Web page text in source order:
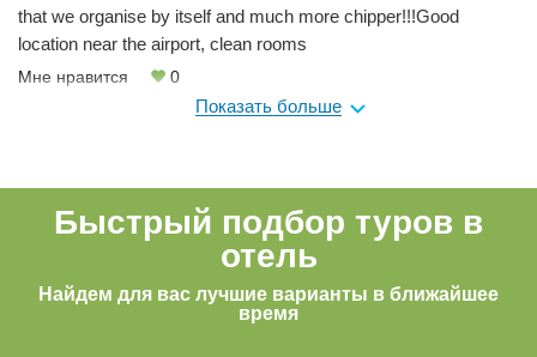
that we organise by itself and much more chipper!!!Good
location near the airport, clean rooms
Мне нравится 0
Показать больше
Быстрый подбор туров в
отель
Найдем для вас лучшие варианты в ближайшее
время